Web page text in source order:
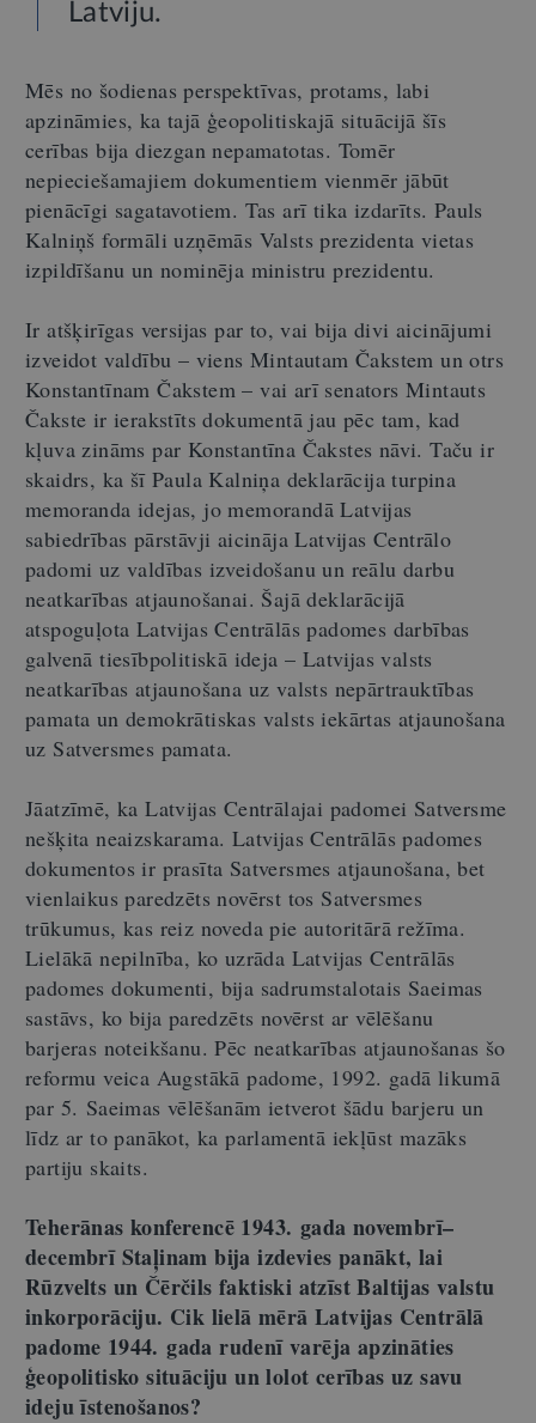
Latviju.
Mēs no šodienas perspektīvas, protams, labi
apzināmies, ka tajā ģeopolitiskajā situācijā šīs
cerības bija diezgan nepamatotas. Tomēr
nepieciešamajiem dokumentiem vienmēr jābūt
pienācīgi sagatavotiem. Tas arī tika izdarīts. Pauls
Kalniņš formāli uzņēmās Valsts prezidenta vietas
izpildīšanu un nominēja ministru prezidentu.
Ir atšķirīgas versijas par to, vai bija divi aicinājumi
izveidot valdību – viens Mintautam Čakstem un otrs
Konstantīnam Čakstem – vai arī senators Mintauts
Čakste ir ierakstīts dokumentā jau pēc tam, kad
kļuva zināms par Konstantīna Čakstes nāvi. Taču ir
skaidrs, ka šī Paula Kalniņa deklarācija turpina
memoranda idejas, jo memorandā Latvijas
sabiedrības pārstāvji aicināja Latvijas Centrālo
padomi uz valdības izveidošanu un reālu darbu
neatkarības atjaunošanai. Šajā deklarācijā
atspoguļota Latvijas Centrālās padomes darbības
galvenā tiesībpolitiskā ideja – Latvijas valsts
neatkarības atjaunošana uz valsts nepārtrauktības
pamata un demokrātiskas valsts iekārtas atjaunošana
uz Satversmes pamata.
Jāatzīmē, ka Latvijas Centrālajai padomei Satversme
nešķita neaizskarama. Latvijas Centrālās padomes
dokumentos ir prasīta Satversmes atjaunošana, bet
vienlaikus paredzēts novērst tos Satversmes
trūkumus, kas reiz noveda pie autoritārā režīma.
Lielākā nepilnība, ko uzrāda Latvijas Centrālās
padomes dokumenti, bija sadrumstalotais Saeimas
sastāvs, ko bija paredzēts novērst ar vēlēšanu
barjeras noteikšanu. Pēc neatkarības atjaunošanas šo
reformu veica Augstākā padome, 1992. gadā likumā
par 5. Saeimas vēlēšanām ietverot šādu barjeru un
līdz ar to panākot, ka parlamentā iekļūst mazāks
partiju skaits.
Teherānas konferencē 1943. gada novembrī–
decembrī Staļinam bija izdevies panākt, lai
Rūzvelts un Čērčils faktiski atzīst Baltijas valstu
inkorporāciju. Cik lielā mērā Latvijas Centrālā
padome 1944. gada rudenī varēja apzināties
ģeopolitisko situāciju un lolot cerības uz savu
ideju īstenošanos?